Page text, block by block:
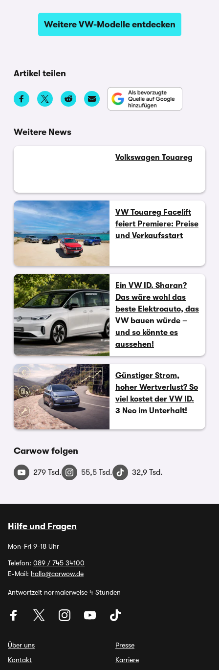
Weitere VW-Modelle entdecken
Artikel teilen
Weitere News
Volkswagen Touareg
VW Touareg Facelift
feiert Premiere: Preise
und Verkaufsstart
Ein VW ID. Sharan?
Das wäre wohl das
beste Elektroauto, das
VW bauen würde –
und so könnte es
aussehen!
Günstiger Strom,
hoher Wertverlust? So
viel kostet der VW ID.
3 Neo im Unterhalt!
Carwow folgen
279 Tsd. 55,5 Tsd. 32,9 Tsd.
Hilfe und Fragen
Mon-Fri 9-18 Uhr
Telefon: 089 / 745 34100
E-Mail: hallo@carwow.de
Antwortzeit normalerweise 4 Stunden
Über uns
Kontakt
Presse
Karriere